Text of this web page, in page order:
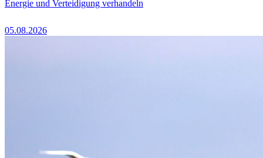
Energie und Verteidigung verhandeln
05.08.2026